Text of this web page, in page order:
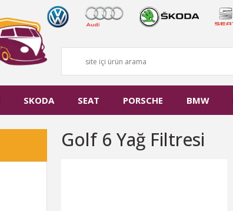
SKODA SEAT PORSCHE BMW
Golf 6 Yağ Filtresi